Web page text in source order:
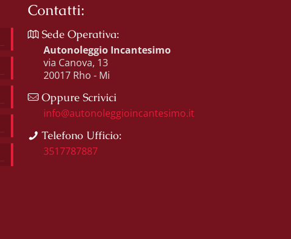
Contatti:
Sede Operativa:
Autonoleggio Incantesimo
via Canova, 13
20017 Rho - Mi
Oppure Scrivici
info@autonoleggioincantesimo.it
Telefono Ufficio:
3517787887